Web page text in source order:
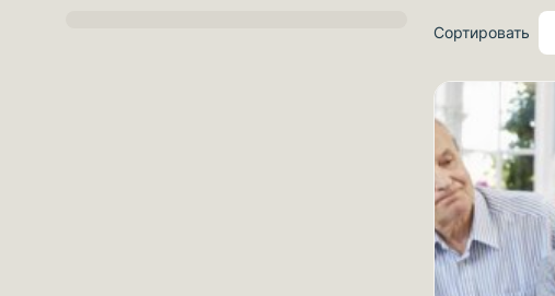
Сортировать